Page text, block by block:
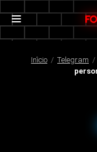
Início / Telegram /